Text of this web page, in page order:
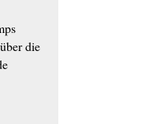
die